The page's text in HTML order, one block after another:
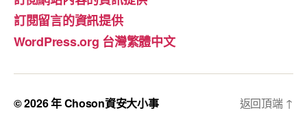
訂閱留言的資訊提供
WordPress.org 台灣繁體中文
© 2026 年Choson資安大小事 返回頂端 ↑